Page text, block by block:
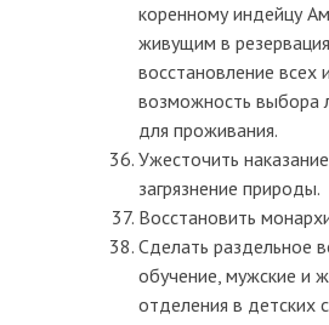
коренному индейцу
живущим в
восстановление всех
возможность выбора
для проживания.
Ужесточить
загрязнение природы.
Восстановить
Сделать раздельное
обучение, мужские и
отделения в детских